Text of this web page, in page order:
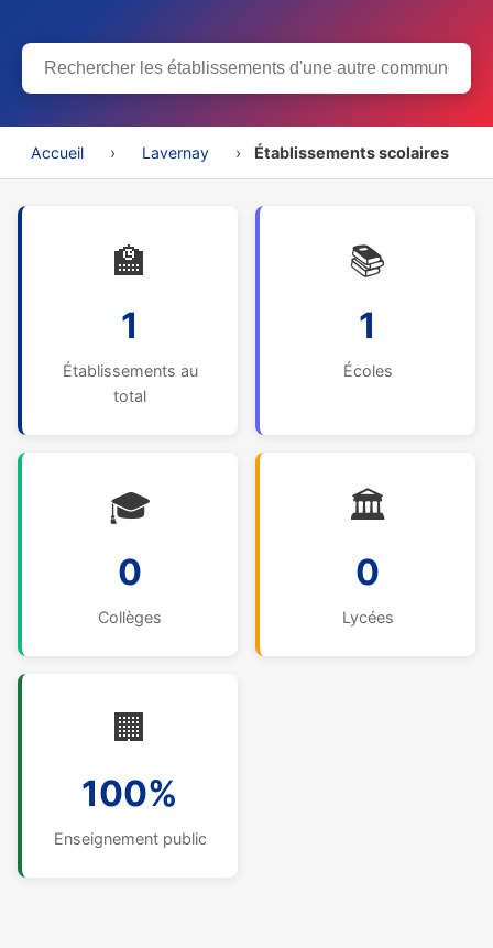
Accueil › Lavernay › Établissements scolaires
🏫
1
Établissements au
total
📚
1
Écoles
🎓
0
Collèges
🏛️
0
Lycées
🏢
100%
Enseignement public